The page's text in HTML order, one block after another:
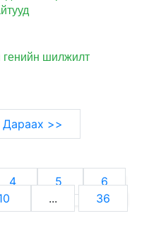
генийн шилжилт
Дараах >>
4 5
6
...
36